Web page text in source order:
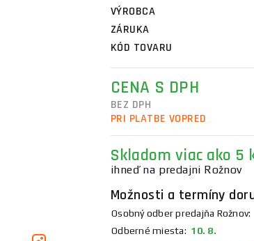
VÝROBCA
ZÁRUKA
KÓD TOVARU
CENA S DPH
BEZ DPH
PRI PLATBE VOPRED
Skladom viac ako 5
ihneď na predajni Rožnov
Možnosti a termíny
Osobný odber predajňa Rožnov:
Odberné miesta: 10. 8.